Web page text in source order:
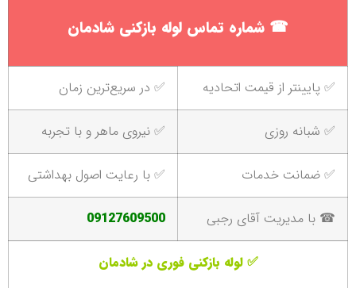
☎ شماره تماس لوله بازکنی شادمان
✅ پایینتر از قیمت اتحادیه ✅ در سریع‌ترین زمان
✅ شبانه روزی ✅ نیروی ماهر و با تجربه
✅ ضمانت خدمات ✅ با رعایت اصول بهداشتی
☎ با مدیریت آقای رجبی 09127609500
✅ لوله بازکنی فوری در شادمان